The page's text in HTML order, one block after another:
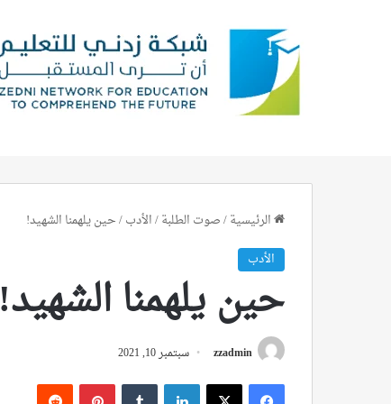
الرئيسية/صوت الطلبة/الأدب/حين يلهمنا الشهيد!
الأدب
حين يلهمنا الشهيد!
zzadmin سبتمبر 10, 2021
فيسبوك ‫X لينكدإن بينتيريست